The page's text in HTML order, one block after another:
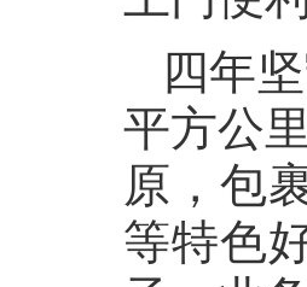
四年
平方公
原，包
等特色